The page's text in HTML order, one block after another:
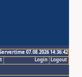
07.08.2026 14:36:42
Logout
Login